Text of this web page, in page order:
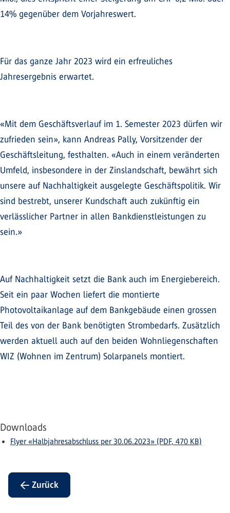
14% gegenüber dem Vorjahreswert.
Für das ganze Jahr 2023 wird ein erfreuliches
Jahresergebnis erwartet.
«Mit dem Geschäftsverlauf im 1. Semester 2023 dürfen wir
zufrieden sein», kann Andreas Pally, Vorsitzender der
Geschäftsleitung, festhalten. «Auch in einem veränderten
Umfeld, insbesondere in der Zinslandschaft, bewährt sich
unsere auf Nachhaltigkeit ausgelegte Geschäftspolitik. Wir
sind bestrebt, unserer Kundschaft auch zukünftig ein
verlässlicher Partner in allen Bankdienstleistungen zu
sein.»
Auf Nachhaltigkeit setzt die Bank auch im Energiebereich.
Seit ein paar Wochen liefert die montierte
Photovoltaikanlage auf dem Bankgebäude einen grossen
Teil des von der Bank benötigten Strombedarfs. Zusätzlich
werden aktuell auch auf den beiden Wohnliegenschaften
WIZ (Wohnen im Zentrum) Solarpanels montiert.
Downloads
Flyer «Halbjahresabschluss per 30.06.2023» (PDF, 470 KB)
← Zurück